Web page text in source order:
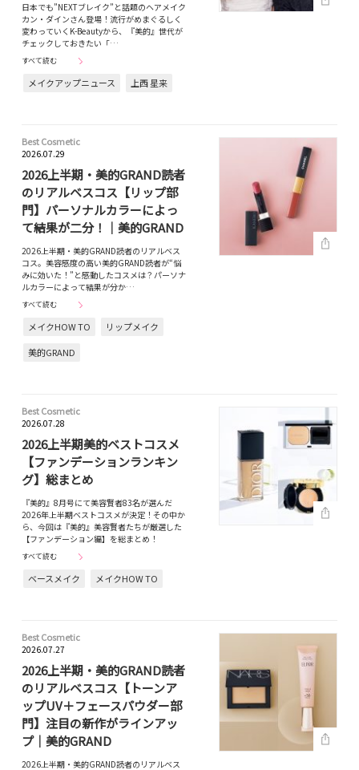
日本でも”NEXTブレイク”と話題のヘアメイク
カン・ダインさん登場！流行がめまぐるしく
変わっていくK-Beautyから、『美的』世代が
チェックしておきたい「…
すべて読む
メイクアップニュース 上西 星来
Best Cosmetic
2026.07.29
2026上半期・美的GRAND読者
のリアルベスコス【リップ部
門】パーソナルカラーによっ
て結果が二分！｜美的GRAND
2026上半期・美的GRAND読者のリアルベス
コス。美容感度の高い美的GRAND読者が“悩
みに効いた！”と感動したコスメは？パーソナ
ルカラーによって結果が分か…
すべて読む
メイクHOW TO
リップメイク
美的GRAND
Best Cosmetic
2026.07.28
2026上半期美的ベストコスメ
【ファンデーションランキン
グ】総まとめ
『美的』8月号にて美容賢者83名が選んだ
2026年上半期ベストコスメが決定！その中か
ら、今回は『美的』美容賢者たちが厳選した
【ファンデーション編】を総まとめ！
すべて読む
ベースメイク メイクHOW TO
Best Cosmetic
2026.07.27
2026上半期・美的GRAND読者
のリアルベスコス【トーンア
ップUV＋フェースパウダー部
門】注目の新作がラインアッ
プ｜美的GRAND
2026上半期・美的GRAND読者のリアルベス